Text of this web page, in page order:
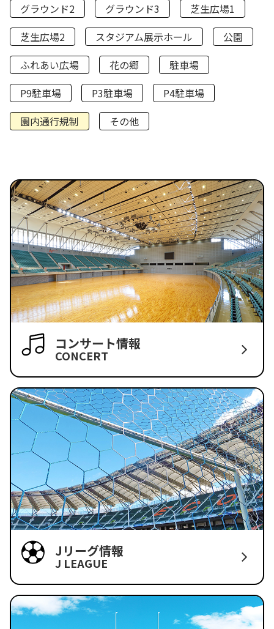
グラウンド2
グラウンド3
芝生広場1
芝生広場2
スタジアム展示ホール
公園
ふれあい広場
花の郷
駐車場
P9駐車場
P3駐車場
P4駐車場
園内通行規制
その他
コンサート情報
CONCERT
Jリーグ情報
J LEAGUE